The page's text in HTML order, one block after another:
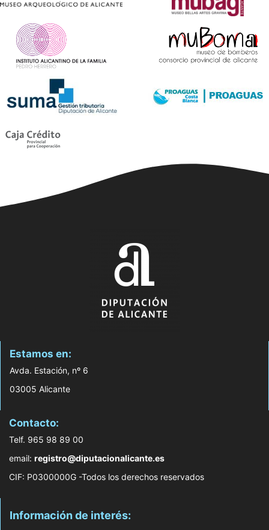
Estamos en:
Avda. Estación, nº 6
03005 Alicante
Contacto:
Telf. 965 98 89 00
email: registro@diputacionalicante.es
CIF: P0300000G -Todos los derechos reservados
Información de interés: